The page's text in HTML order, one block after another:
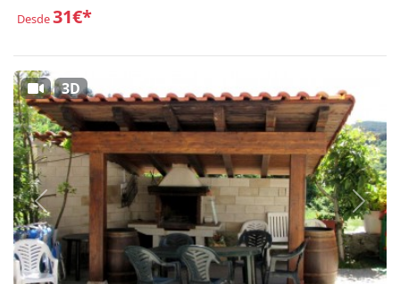
Desde31€*
Anterior
3D